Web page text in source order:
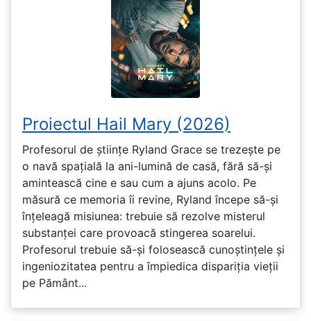
Proiectul Hail Mary (2026)
Profesorul de științe Ryland Grace se trezește pe
o navă spațială la ani-lumină de casă, fără să-și
amintească cine e sau cum a ajuns acolo. Pe
măsură ce memoria îi revine, Ryland începe să-și
înțeleagă misiunea: trebuie să rezolve misterul
substanței care provoacă stingerea soarelui.
Profesorul trebuie să-și folosească cunoștințele și
ingeniozitatea pentru a împiedica dispariția vieții
pe Pământ...